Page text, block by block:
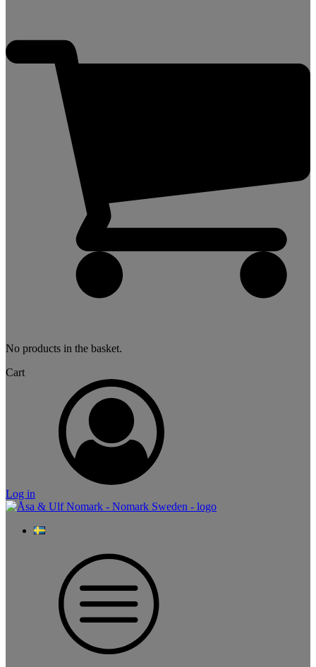
No products in the basket.
Cart
Log in